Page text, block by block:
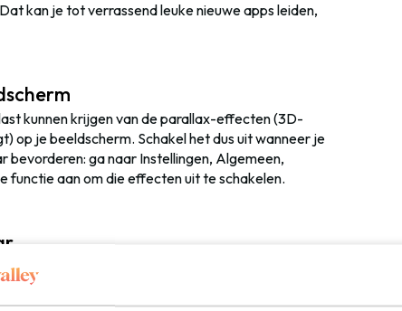
kan je tot verrassend leuke nieuwe apps leiden,
kunnen krijgen van de parallax-effecten (3D-
je beeldscherm. Schakel het dus uit wanneer je
bevorderen: ga naar Instellingen, Algemeen,
functie aan om die effecten uit te schakelen.
reis: Google Maps. Ook over Google Maps zijn er
functie is wel dat je kaarten offline beschikbaar